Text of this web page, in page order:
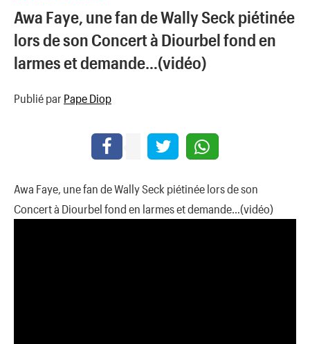
Awa Faye, une fan de Wally Seck piétinée
lors de son Concert à Diourbel fond en
larmes et demande…(vidéo)
Publié par Pape Diop
Awa Faye, une fan de Wally Seck piétinée lors de son
Concert à Diourbel fond en larmes et demande…(vidéo)